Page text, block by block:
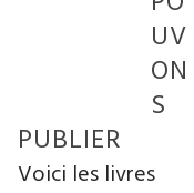
UV
ON
S
PUBLIER
Voici les livres